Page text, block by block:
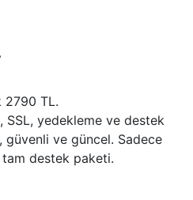
2790 TL.
SSL, yedekleme ve destek
güvenli ve güncel. Sadece
destek paketi.